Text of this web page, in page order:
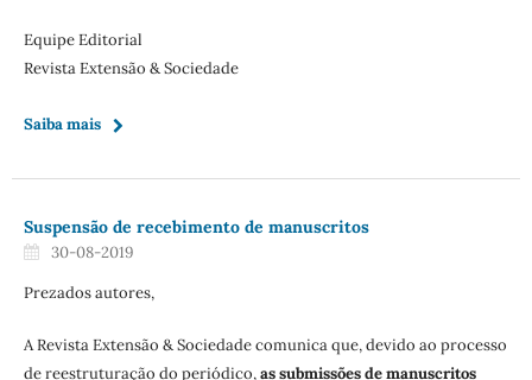
Equipe Editorial
Revista Extensão & Sociedade
Saiba mais
Suspensão de recebimento de manuscritos
30-08-2019
Prezados autores,
A Revista Extensão & Sociedade comunica que, devido ao processo
de reestruturação do periódico,as submissões de manuscritos